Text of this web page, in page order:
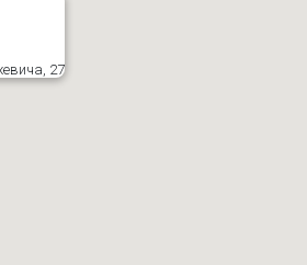
27